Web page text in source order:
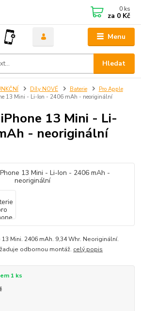
Menu
Hledat
0 ks
za 0 Kč
Díly NOVÉ Baterie
Pro Apple
13 Mini - Li-Ion - 2406 mAh - neoriginální
13 Mini - Li-
- neoriginální
Mini. 2406 mAh. 9,34 Whr. Neoriginální.
odbornou montáž. celý popis
1 ks